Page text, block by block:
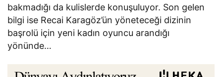
bakmadığı da kulislerde konuşuluyor. Son gelen
bilgi ise Recai Karagöz’ün yöneteceği dizinin
başrolü için yeni kadın oyuncu arandığı
yönünde…